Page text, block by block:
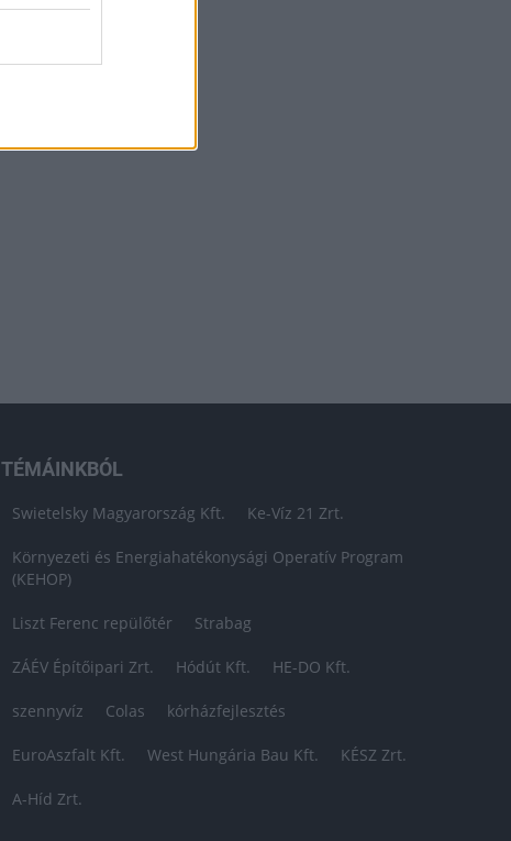
TÉMÁINKBÓL
Swietelsky Magyarország Kft. Ke-Víz 21 Zrt.
Környezeti és Energiahatékonysági Operatív Program
(KEHOP)
Liszt Ferenc repülőtér Strabag
ZÁÉV Építőipari Zrt. Hódút Kft. HE-DO Kft.
szennyvíz Colas kórházfejlesztés
EuroAszfalt Kft. West Hungária Bau Kft. KÉSZ Zrt.
A-Híd Zrt.